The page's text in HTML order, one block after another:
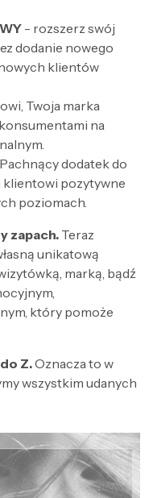
- rozszerz swój
dodanie nowego
klientów
Twoja marka
na
dodatek do
pozytywne
poziomach.
zapach. Teraz
unikatową
marką, bądź
który pomoże
Z.Oznacza to w
wszystkim udanych